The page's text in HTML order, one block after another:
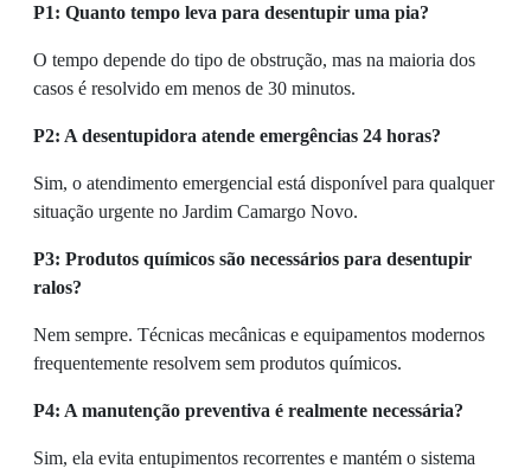
P1: Quanto tempo leva para desentupir uma pia?
O tempo depende do tipo de obstrução, mas na maioria dos
casos é resolvido em menos de 30 minutos.
P2: A desentupidora atende emergências 24 horas?
Sim, o atendimento emergencial está disponível para qualquer
situação urgente no Jardim Camargo Novo.
P3: Produtos químicos são necessários para desentupir
ralos?
Nem sempre. Técnicas mecânicas e equipamentos modernos
frequentemente resolvem sem produtos químicos.
P4: A manutenção preventiva é realmente necessária?
Sim, ela evita entupimentos recorrentes e mantém o sistema